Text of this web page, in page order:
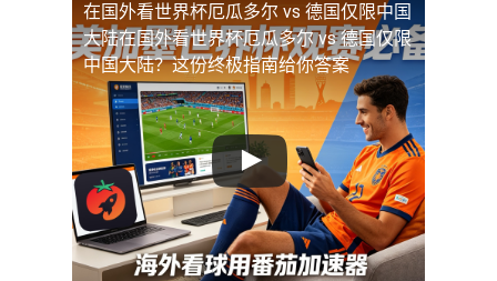
在国外看世界杯厄瓜多尔 vs 德国仅限中国
大陆在国外看世界杯厄瓜多尔 vs 德国仅限
中国大陆？这份终极指南给你答案